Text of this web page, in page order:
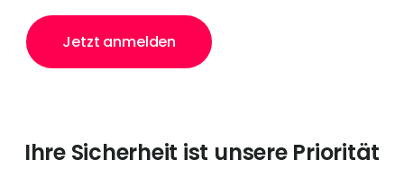
Jetzt anmelden
Ihre Sicherheit ist unsere Priorität